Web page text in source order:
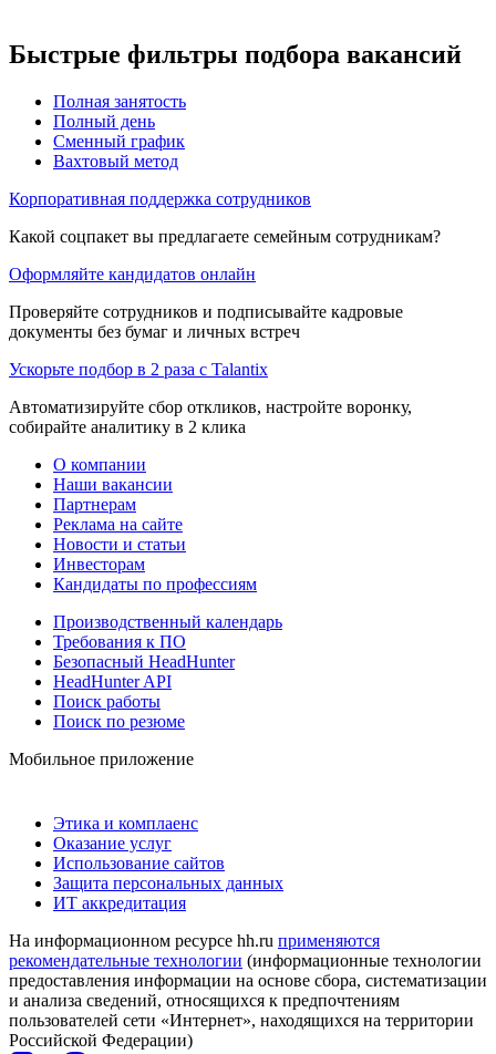
Быстрые фильтры подбора вакансий
Полная занятость
Полный день
Сменный график
Вахтовый метод
Корпоративная поддержка сотрудников
Какой соцпакет вы предлагаете семейным сотрудникам?
Оформляйте кандидатов онлайн
Проверяйте сотрудников и подписывайте кадровые
документы без бумаг и личных встреч
Ускорьте подбор в 2 раза с Talantix
Автоматизируйте сбор откликов, настройте воронку,
собирайте аналитику в 2 клика
О компании
Наши вакансии
Партнерам
Реклама на сайте
Новости и статьи
Инвесторам
Кандидаты по профессиям
Производственный календарь
Требования к ПО
Безопасный HeadHunter
HeadHunter API
Поиск работы
Поиск по резюме
Мобильное приложение
Этика и комплаенс
Оказание услуг
Использование сайтов
Защита персональных данных
ИТ аккредитация
На информационном ресурсе hh.ru применяются
рекомендательные технологии (информационные технологии
предоставления информации на основе сбора, систематизации
и анализа сведений, относящихся к предпочтениям
пользователей сети «Интернет», находящихся на территории
Российской Федерации)